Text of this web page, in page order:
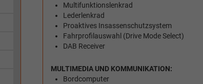
Multifunktionslenkrad
Lederlenkrad
Proaktives Insassenschutzsystem
Fahrprofilauswahl (Drive Mode Select)
DAB Receiver
MULTIMEDIA UND KOMMUNIKATION:
Bordcomputer